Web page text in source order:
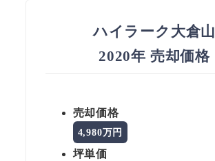
ハイラーク大倉山
2020年 売却価格
売却価格
4,980万円
坪単価